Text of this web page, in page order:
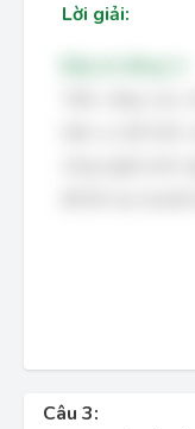
Lời giải:
Câu 3: